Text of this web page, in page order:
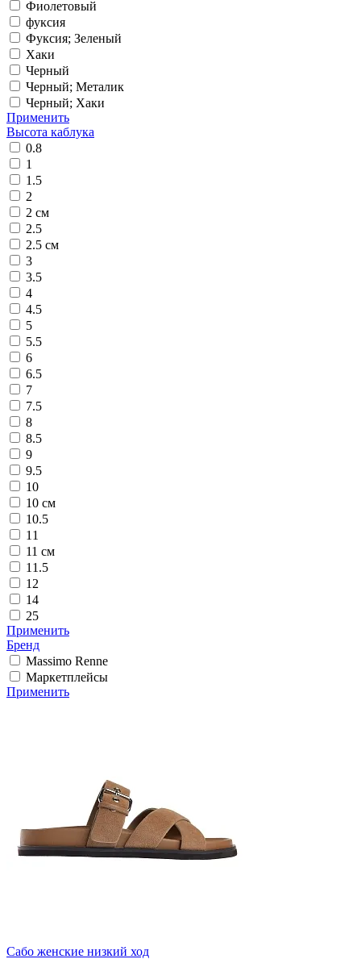
Фиолетовый
фуксия
Фуксия; Зеленый
Хаки
Черный
Черный; Металик
Черный; Хаки
Применить
Высота каблука
0.8
1
1.5
2
2 см
2.5
2.5 см
3
3.5
4
4.5
5
5.5
6
6.5
7
7.5
8
8.5
9
9.5
10
10 см
10.5
11
11 см
11.5
12
14
25
Применить
Бренд
Massimo Renne
Маркетплейсы
Применить
Сабо женские низкий ход